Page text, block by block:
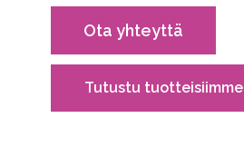
Ota yhteyttä
Tutustu tuotteisiimme